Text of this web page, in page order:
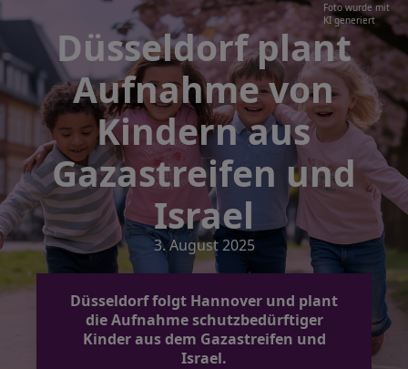
Foto wurde mit
KI generiert
Düsseldorf plant
Aufnahme von
Kindern aus
Gazastreifen und
Israel
3. August 2025
Düsseldorf folgt Hannover und plant
die Aufnahme schutzbedürftiger
Kinder aus dem Gazastreifen und
Israel.